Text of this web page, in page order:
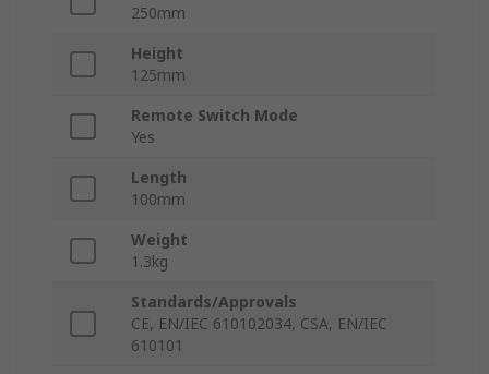
250mm
Height
125mm
Remote Switch Mode
Yes
Length
100mm
Weight
1.3kg
Standards/Approvals
CE, EN/IEC 610102034, CSA, EN/IEC
610101